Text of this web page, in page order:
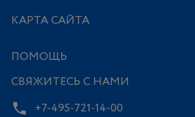
КАРТА САЙТА
ПОМОЩЬ
СВЯЖИТЕСЬ С НАМИ
+7-495-721-14-00